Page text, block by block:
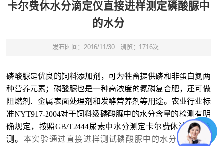
卡尔费休水分滴定仪直接进样测定磷酸脲中
的水分
发布时间：2016/11/30 浏览：1716次
磷酸脲是优良的饲料添加剂，可为牲畜提供磷和非蛋白氮两
种营养元素；磷酸脲也是一种高浓度的氮磷复合肥，还可做
阻燃剂、金属表面处理剂和发酵营养剂等用途。农业行业标
准NYT917-2004对于饲料级磷酸脲中的水分含量的检测有明
确规定，按照GB/T2444尿素中水分测定卡尔费休法进行检
测。 本实验通过直接进样测试磷酸脲中的水分，来验证